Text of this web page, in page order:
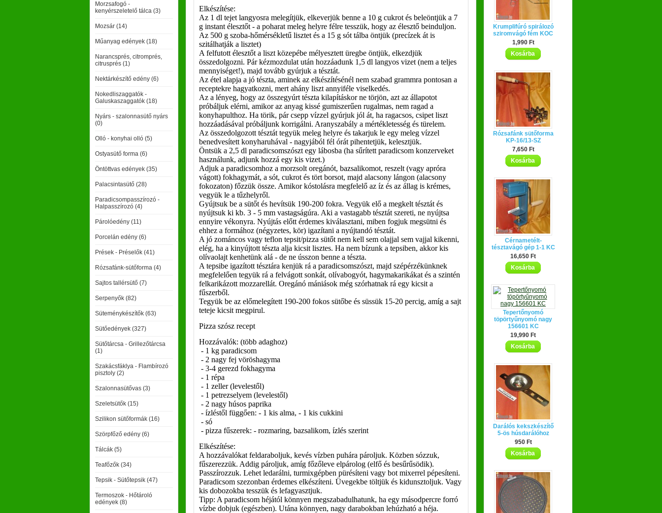
Morzsafogó -
kenyérszeletelő tálca (3)
Mozsár (14)
Műanyag edények (18)
Narancsprés, citromprés,
citrusprés (1)
Nektárkészítő edény (6)
Nokedliszaggatók -
Galuskaszaggatók (18)
Nyárs - szalonnasütő nyárs
(0)
Olló - konyhai olló (5)
Ostyasütő forma (6)
Öntöttvas edények (35)
Palacsintasütő (28)
Paradicsompasszírozó -
Halpasszírozó (4)
Párolóedény (11)
Porcelán edény (6)
Prések - Préselők (41)
Rózsafánk-sütőforma (4)
Sajtos tallérsütő (7)
Serpenyők (82)
Süteménykészítők (63)
Sütőedények (327)
Sütőtárcsa - Grillezőtárcsa
(1)
Szakácsfáklya - Flambírozó
pisztoly (2)
Szalonnasütővas (3)
Szeletsütők (15)
Szilikon sütőformák (16)
Szörpfőző edény (6)
Tálcák (5)
Teafőzők (34)
Tepsik - Sütőtepsik (47)
Termoszok - Hőtároló
edények (8)
Krumplifúró spirálozó
sziromvágó fém KOC
1,990 Ft
Kosárba
Rózsafánk sütőforma
KP-16/13-SZ
7,650 Ft
Kosárba
Cérnametélt-
tésztavágó gép 1-1 KC
16,650 Ft
Kosárba
Tepertőnyomó
töpörtyűnyomó nagy
156601 KC
19,990 Ft
Kosárba
Darálós kekszkészítő
5-ös húsdarálóhoz
950 Ft
Kosárba
Elkészítése:
Az 1 dl tejet langyosra melegítjük, elkeverjük benne a 10 g cukrot és beleöntjük a 7
g instant élesztőt - a poharat meleg helyre félre tesszük, hogy az élesztő beinduljon.
Az 500 g szoba-hőmérsékletű lisztet és a 15 g sót tálba öntjük (precízek át is
szitálhatják a lisztet)
A felfutott élesztőt a liszt közepébe mélyesztett üregbe öntjük, elkezdjük
összedolgozni. Pár kézmozdulat után hozzáadunk 1,5 dl langyos vizet (nem a teljes
mennyiséget!), majd tovább gyúrjuk a tésztát.
Az étel alapja a jó tészta, aminek az elkészítésénél nem szabad grammra pontosan a
receptekre hagyatkozni, mert ahány liszt annyiféle viselkedés.
Az a lényeg, hogy az összegyúrt tészta kilapításkor ne törjön, azt az állapotot
próbáljuk elérni, amikor az anyag kissé gumiszerűen rugalmas, nem ragad a
konyhapulthoz. Ha törik, pár csepp vízzel gyúrjuk jól át, ha ragacsos, csipet liszt
hozzáadásával próbáljunk korrigálni. Aranyszabály a mértékletesség és türelem.
Az összedolgozott tésztát tegyük meleg helyre és takarjuk le egy meleg vízzel
benedvesített konyharuhával - nagyjából fél órát pihentetjük, kelesztjük.
Öntsük a 2,5 dl paradicsomszószt egy lábosba (ha sűrített paradicsom konzerveket
használunk, adjunk hozzá egy kis vizet.)
Adjuk a paradicsomhoz a morzsolt oregánót, bazsalikomot, reszelt (vagy apróra
vágott) fokhagymát, a sót, cukrot és tört borsot, majd alacsony lángon (alacsony
fokozaton) főzzük össze. Amikor kóstolásra megfelelő az íz és az állag is krémes,
vegyük le a tűzhelyről.
Gyújtsuk be a sütőt és hevítsük 190-200 fokra. Vegyük elő a megkelt tésztát és
nyújtsuk ki kb. 3 - 5 mm vastagságúra. Aki a vastagabb tésztát szereti, ne nyújtsa
ennyire vékonyra. Nyújtás előtt érdemes kiválasztani, miben fogjuk megsütni és
ehhez a formához (négyzetes, kör) igazítani a nyújtandó tésztát.
A jó zománcos vagy teflon tepsit/pizza sütőt nem kell sem olajjal sem vajjal kikenni,
elég, ha a kinyújtott tészta alja kicsit lisztes. Ha nem bízunk a tepsiben, akkor kis
olívaolajt kenhetünk alá - de ne ússzon benne a tészta.
A tepsibe igazított tésztára kenjük rá a paradicsomszószt, majd szépérzékünknek
megfelelően tegyük rá a felvágott sonkát, olívabogyót, hagymakarikákat és a szintén
felkarikázott mozzarellát. Oregánó mániások még szórhatnak rá egy kicsit a
fűszerből.
Tegyük be az előmelegített 190-200 fokos sütőbe és süssük 15-20 percig, amíg a sajt
teteje kicsit megpirul.
Pizza szósz recept
Hozzávalók: (több adaghoz)
- 1 kg paradicsom
- 2 nagy fej vöröshagyma
- 3-4 gerezd fokhagyma
- 1 répa
- 1 zeller (levelestől)
- 1 petrezselyem (levelestől)
- 2 nagy húsos paprika
- ízléstől függően: - 1 kis alma, - 1 kis cukkini
- só
- pizza fűszerek: - rozmaring, bazsalikom, ízlés szerint
Elkészítése:
A hozzávalókat feldaraboljuk, kevés vízben puhára pároljuk. Közben sózzuk,
fűszerezzük. Addig pároljuk, amíg főzőleve elpárolog (elfő és besűrűsödik).
Passzírozzuk. Lehet ledarálni, turmixgépben pürésíteni vagy bot mixerrel pépesíteni.
Paradicsom szezonban érdemes elkészíteni. Üvegekbe töltjük és kidunsztoljuk. Vagy
kis dobozokba tesszük és lefagyasztjuk.
Tipp: A paradicsom héjától könnyen megszabadulhatunk, ha egy másodpercre forró
vízbe dobjuk (egészben). Utána könnyen, nagy darabokban lehúzható a héja.